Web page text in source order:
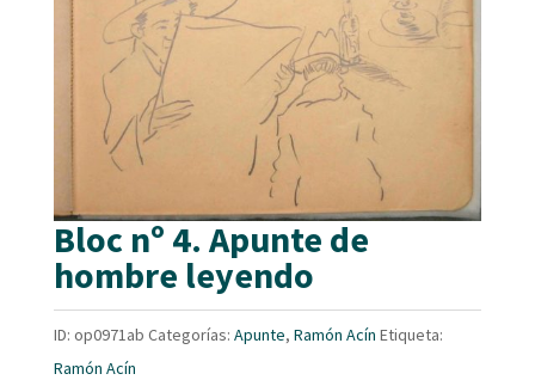
Bloc nº 4. Apunte de
hombre leyendo
ID: op0971ab Categorías: Apunte, Ramón Acín Etiqueta:
Ramón Acín